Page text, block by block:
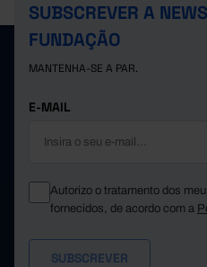
SUBSCREVER A
FUNDAÇÃO
MANTENHA-SE A PAR.
E-MAIL
Autorizo o tratamento dos
fornecidos, de acordo com a